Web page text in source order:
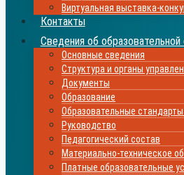
Виртуальная выставка-
Контакты
Сведения об образовательной
Основные сведения
Структура и органы
Документы
Образование
Образовательные
Руководство
Педагогический состав
Материально-техническое
Платные образовательные